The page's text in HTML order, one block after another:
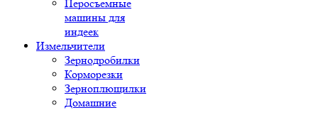
Перосъемные
машины для
индеек
Измельчители
Зернодробилки
Корморезки
Зерноплющилки
Домашние